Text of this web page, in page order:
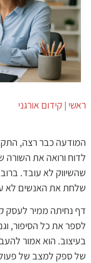
ראשי | קידום אורגני
המודעה כבר רצה,
לדוח ורואה את
שהשיווק לא עובד.
שלחת את האנשים לא
דף נחיתה ממיר לעסק
לספר את כל הסיפור,
של ספק למצב של